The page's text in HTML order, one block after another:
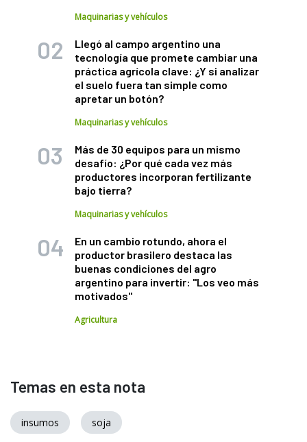
Maquinarias y vehículos
Llegó al campo argentino una
tecnología que promete cambiar una
práctica agrícola clave: ¿Y si analizar
el suelo fuera tan simple como
apretar un botón?
Maquinarias y vehículos
Más de 30 equipos para un mismo
desafío: ¿Por qué cada vez más
productores incorporan fertilizante
bajo tierra?
Maquinarias y vehículos
En un cambio rotundo, ahora el
productor brasilero destaca las
buenas condiciones del agro
argentino para invertir: "Los veo más
motivados"
Agricultura
Temas en esta nota
insumos soja